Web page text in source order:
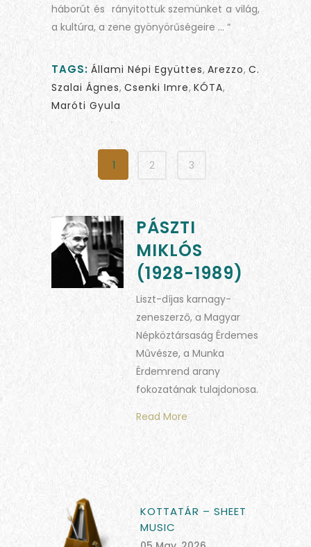
háborút és rányitottuk szemünket a világ,
a kultúra, a zene gyönyörűségeire … “
TAGS: Állami Népi Együttes, Arezzo, C.
Szalai Ágnes, Csenki Imre, KÓTA,
Maróti Gyula
1 2 3
PÁSZTI
MIKLÓS
(1928-1989)
Liszt-díjas karnagy-
zeneszerző, a Magyar
Népköztársaság Érdemes
Művésze, a Munka
Érdemrend arany
fokozatának tulajdonosa.
Read More
KOTTATÁR – SHEET
MUSIC